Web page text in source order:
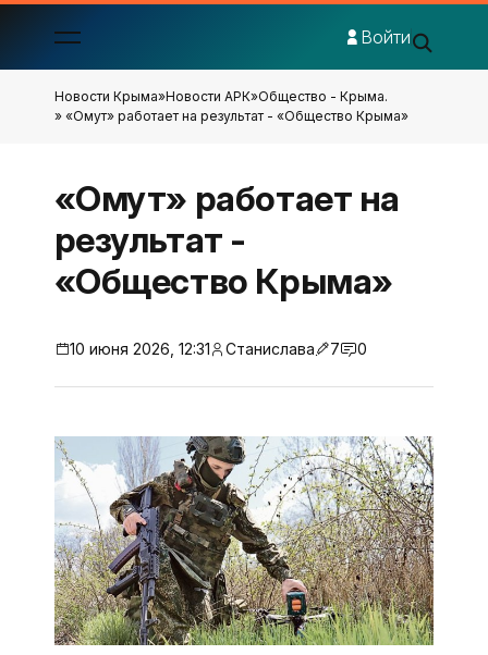
Войти
Новости Крыма»Новости АРК»Общество - Крыма.
» «Омут» работает на результат - «Общество Крыма»
«Омут» работает на
результат -
«Общество Крыма»
10 июня 2026, 12:31 Станислава 7 0